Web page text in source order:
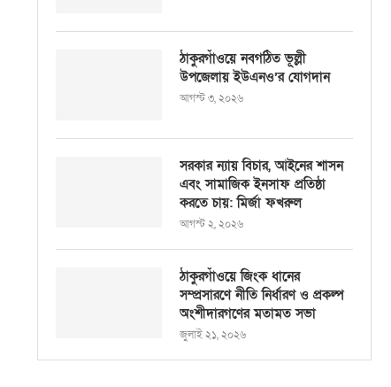
ঠাকুরগাঁওয়ে নবগঠিত ভূল্লী
উপজেলায় ইউএনও’র যোগদান
আগস্ট ৩, ২০২৬
সরকার ন্যায় বিচার, আইনের শাসন
এবং সামাজিক ইনসাফ প্রতিষ্ঠা
করতে চায়: মির্জা ফখরুল
আগস্ট ২, ২০২৬
ঠাকুরগাঁওয়ে জিংক ধানের
সম্প্রসারণে নীতি নির্ধারণ ও প্রকল্প
অংশীদারগণের মতামত সভা
জুলাই ২১, ২০২৬